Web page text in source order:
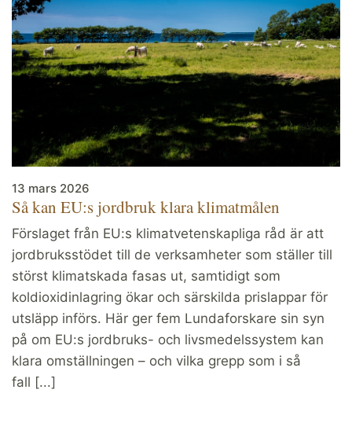
13 mars 2026
Så kan EU:s jordbruk klara klimatmålen
Förslaget från EU:s klimatvetenskapliga råd är att
jordbruksstödet till de verksamheter som ställer till
störst klimatskada fasas ut, samtidigt som
koldioxidinlagring ökar och särskilda prislappar för
utsläpp införs. Här ger fem Lundaforskare sin syn
på om EU:s jordbruks- och livsmedelssystem kan
klara omställningen – och vilka grepp som i så
fall [...]